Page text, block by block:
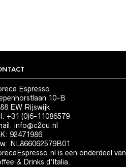
Espresso
10-B
EW Rijswijk
+31 (0)6-11086579
info@c2cu.nl
92471986
NL866062579B01
is een onderdeel van
& Drinks d’Italia.